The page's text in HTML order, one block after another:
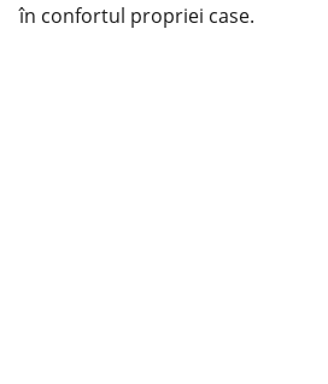
în confortul propriei case.